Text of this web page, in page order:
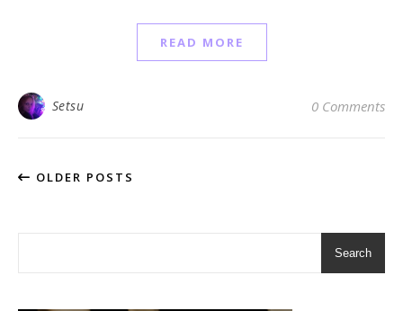
READ MORE
Setsu 0 Comments
OLDER POSTS
Search